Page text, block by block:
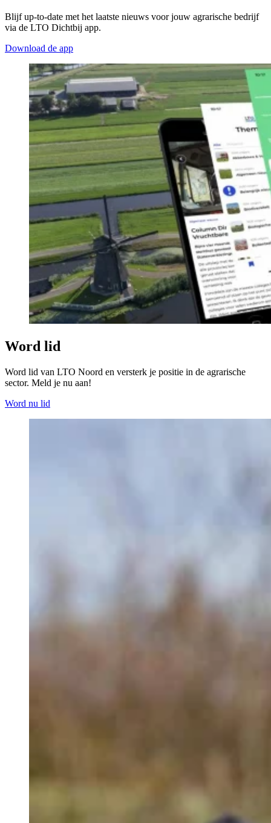
Blijf up-to-date met het laatste nieuws voor jouw agrarische bedrijf
via de LTO Dichtbij app.
Download de app
Word lid
Word lid van LTO Noord en versterk je positie in de agrarische
sector. Meld je nu aan!
Word nu lid